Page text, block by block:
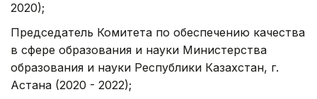
2020);
Председатель Комитета по обеспечению качества
в сфере образования и науки Министерства
образования и науки Республики Казахстан, г.
Астана (2020 - 2022);